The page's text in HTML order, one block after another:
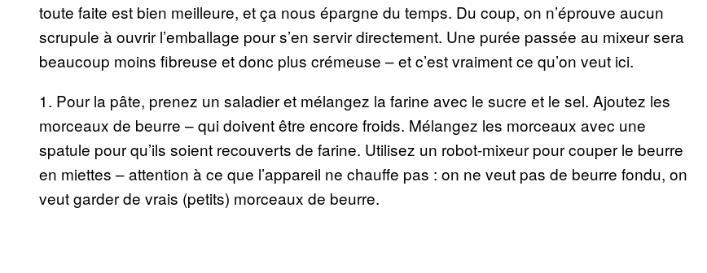
toute faite est bien meilleure, et ça nous épargne du temps. Du coup, on n’éprouve aucun
scrupule à ouvrir l’emballage pour s’en servir directement. Une purée passée au mixeur sera
beaucoup moins fibreuse et donc plus crémeuse – et c’est vraiment ce qu’on veut ici.
1. Pour la pâte, prenez un saladier et mélangez la farine avec le sucre et le sel. Ajoutez les
morceaux de beurre – qui doivent être encore froids. Mélangez les morceaux avec une
spatule pour qu’ils soient recouverts de farine. Utilisez un robot-mixeur pour couper le beurre
en miettes – attention à ce que l’appareil ne chauffe pas : on ne veut pas de beurre fondu, on
veut garder de vrais (petits) morceaux de beurre.